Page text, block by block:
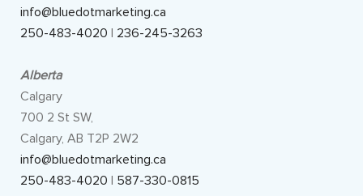
info@bluedotmarketing.ca
250-483-4020 | 236-245-3263
Alberta
Calgary
700 2 St SW,
Calgary, AB T2P 2W2
info@bluedotmarketing.ca
250-483-4020 | 587-330-0815